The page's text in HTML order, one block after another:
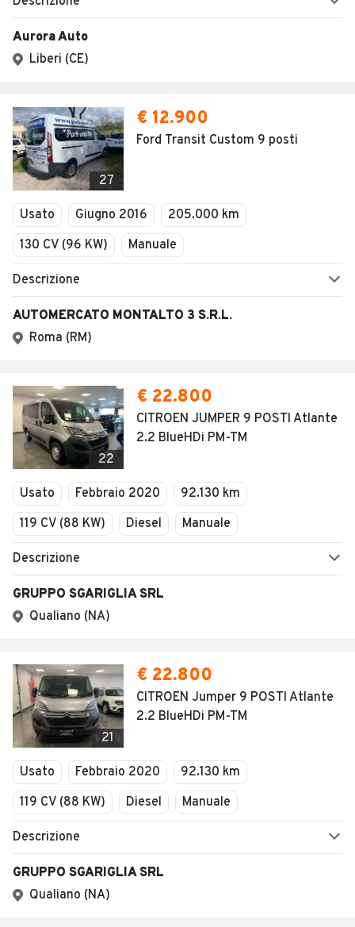
Aurora Auto
Liberi (CE)
27
€ 12.900
Ford Transit Custom 9 posti
Usato Giugno 2016
205.000 km
130 CV (96 KW)
Manuale
Descrizione
AUTOMERCATO MONTALTO 3 S.R.L.
Roma (RM)
22
€ 22.800
CITROEN JUMPER 9 POSTI Atlante
2.2 BlueHDi PM-TM
Usato Febbraio 2020
92.130 km
119 CV (88 KW)
Diesel Manuale
Descrizione
GRUPPO SGARIGLIA SRL
Qualiano (NA)
21
€ 22.800
CITROEN Jumper 9 POSTI Atlante
2.2 BlueHDi PM-TM
Usato Febbraio 2020
92.130 km
119 CV (88 KW)
Diesel Manuale
Descrizione
GRUPPO SGARIGLIA SRL
Qualiano (NA)